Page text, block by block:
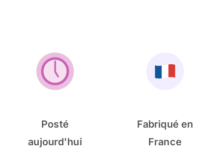
Posté
aujourd'hui
Fabriqué en
France